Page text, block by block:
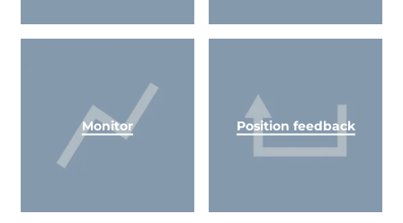
Monitor Position feedback